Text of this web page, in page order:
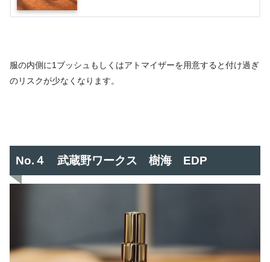
服の内側に1ブッシュもしくはアトマイザーを用意すると付け過ぎ
のリスクが少なくなります。
No.４ 武蔵野ワークス 樹海 EDP